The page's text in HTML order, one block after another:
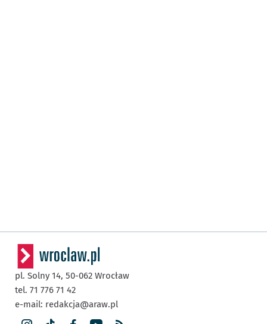
pl. Solny 14, 50-062 Wrocław
tel. 71 776 71 42
e-mail: redakcja@araw.pl